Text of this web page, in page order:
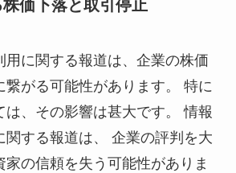
価下落と取引停止
用に関する報道は、企業の株価
繋がる可能性があります。 特に
は、その影響は甚大です。 情報
関する報道は、 企業の評判を大
家の信頼を失う可能性がありま